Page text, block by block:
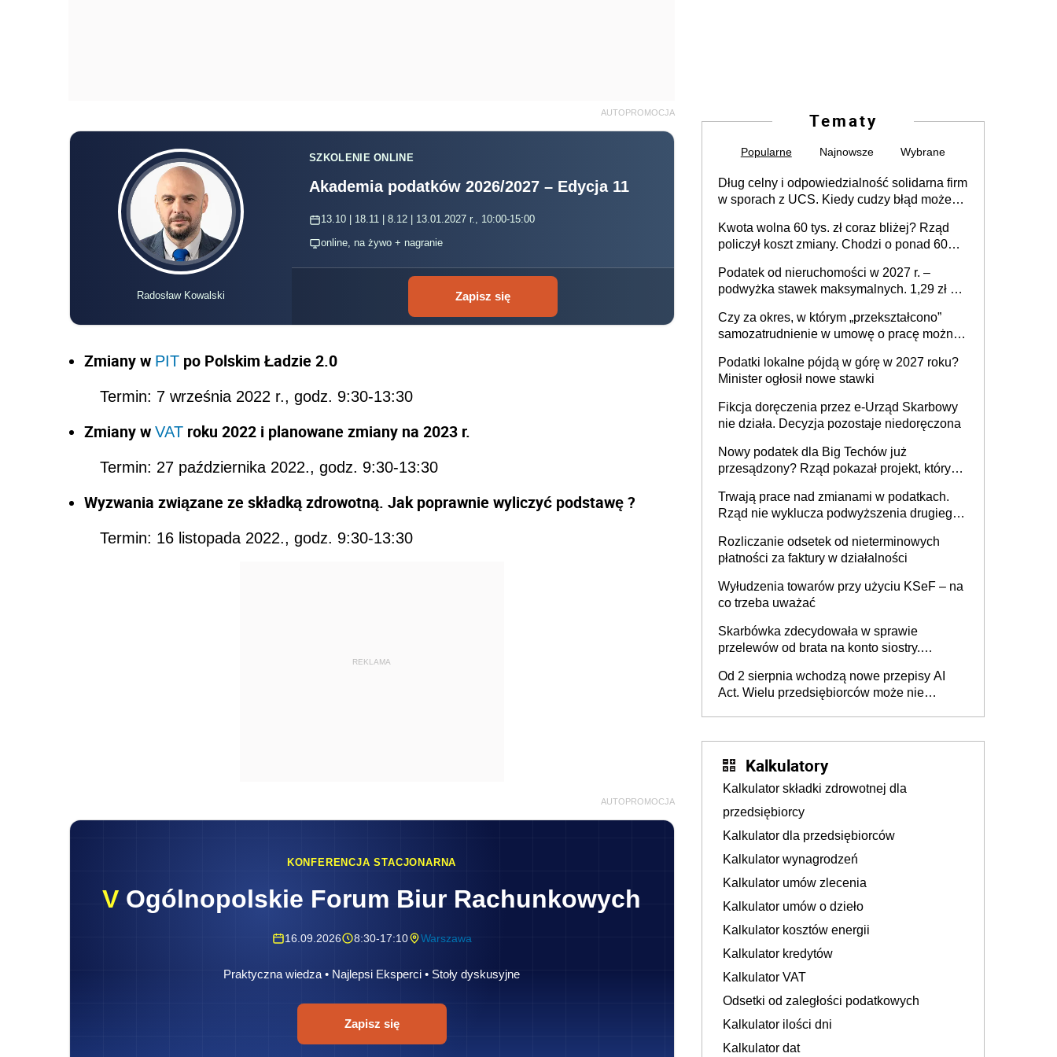
AUTOPROMOCJA
Radosław Kowalski
SZKOLENIE ONLINE
Akademia podatków 2026/2027 – Edycja 11
13.10 | 18.11 | 8.12 | 13.01.2027 r., 10:00-15:00
online, na żywo + nagranie
Zapisz się
Zmiany w PIT po Polskim Ładzie 2.0
Termin: 7 września 2022 r., godz. 9:30-13:30
Zmiany w VAT roku 2022 i planowane zmiany na 2023 r.
Termin: 27 października 2022., godz. 9:30-13:30
Wyzwania związane ze składką zdrowotną. Jak poprawnie wyliczyć podstawę ?
Termin: 16 listopada 2022., godz. 9:30-13:30
REKLAMA
AUTOPROMOCJA
KONFERENCJA STACJONARNA
V Ogólnopolskie Forum Biur Rachunkowych
16.09.2026 8:30-17:10 Warszawa
Praktyczna wiedza • Najlepsi Eksperci • Stoły dyskusyjne
Zapisz się
Tematy
Popularne Najnowsze Wybrane
Dług celny i odpowiedzialność solidarna firm
w sporach z UCS. Kiedy cudzy błąd może
Kwota wolna 60 tys. zł coraz bliżej? Rząd
policzył koszt zmiany. Chodzi o ponad 60
Podatek od nieruchomości w 2027 r. –
podwyżka stawek maksymalnych. 1,29 zł za
budynków i lokali związanych z
prowadzeniem działalności gospodarczej
Czy za okres, w którym „przekształcono”
samozatrudnienie w umowę o pracę można
umowy cywilnoprawnej jedynym
racjonalnym wyjściem
Podatki lokalne pójdą w górę w 2027 roku?
Minister ogłosił nowe stawki
Fikcja doręczenia przez e-Urząd Skarbowy
nie działa. Decyzja pozostaje niedoręczona
Nowy podatek dla Big Techów już
przesądzony? Rząd pokazał projekt, który
Trwają prace nad zmianami w podatkach.
Rząd nie wyklucza podwyższenia drugiego
Rozliczanie odsetek od nieterminowych
płatności za faktury w działalności
Wyłudzenia towarów przy użyciu KSeF – na
co trzeba uważać
Skarbówka zdecydowała w sprawie
przelewów od brata na konto siostry.
darowizna, ale podatku jednak nie będzie
Od 2 sierpnia wchodzą nowe przepisy AI
Act. Wielu przedsiębiorców może nie
Kalkulatory
Kalkulator składki zdrowotnej dla
przedsiębiorcy
Kalkulator dla przedsiębiorców
Kalkulator wynagrodzeń
Kalkulator umów zlecenia
Kalkulator umów o dzieło
Kalkulator kosztów energii
Kalkulator kredytów
Kalkulator VAT
Odsetki od zaległości podatkowych
Kalkulator ilości dni
Kalkulator dat